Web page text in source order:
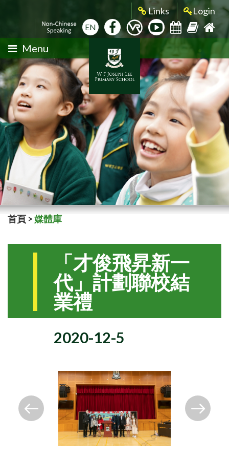
Links Login
EN
Menu
首頁 >媒體庫
「才俊飛昇新一
代」計劃聯校結
業禮
2020-12-5